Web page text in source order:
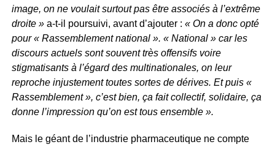
image, on ne voulait surtout pas être associés à l’extrême
droite »a-t-il poursuivi, avant d’ajouter : « On a donc opté
pour « Rassemblement national ». « National » car les
discours actuels sont souvent très offensifs voire
stigmatisants à l’égard des multinationales, on leur
reproche injustement toutes sortes de dérives. Et puis «
Rassemblement », c’est bien, ça fait collectif, solidaire, ça
donne l’impression qu’on est tous ensemble ».
Mais le géant de l’industrie pharmaceutique ne compte